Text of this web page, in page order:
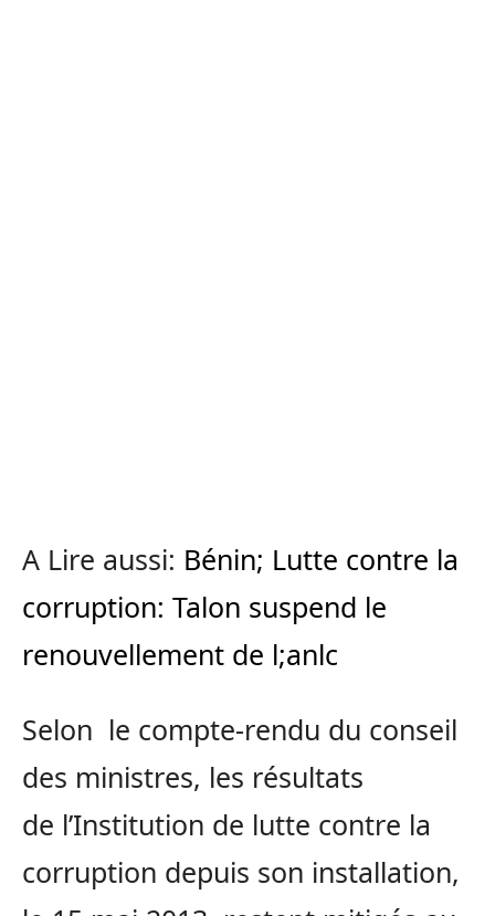
A Lire aussi: Bénin; Lutte contre la
corruption: Talon suspend le
renouvellement de l;anlc
Selon le compte-rendu du conseil
des ministres, les résultats
de l’Institution de lutte contre la
corruption depuis son installation,